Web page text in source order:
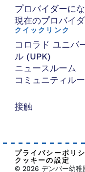
プロバイダーに
現在のプロバイ
クイックリンク
コロラド ユニバ
ル (UPK)
ニュースルーム
コミュニティル
接触
プライバシーポリ
クッキーの設定
© 2026 デンバー幼稚